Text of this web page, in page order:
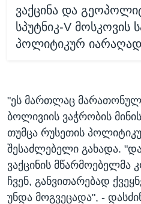
ვაქცინა და
სპუტნიკ-V მოსკოვის
პოლიტიკურ იარაღად
"ეს მართლაც
ბოლივიის ვაჭრობის
თუმცა რუსეთის
შესაძლებელი გახადა.
ვაქცინის მწარმოებელმა
ჩვენ, განვითარებად
უნდა მოგვეცადა", -